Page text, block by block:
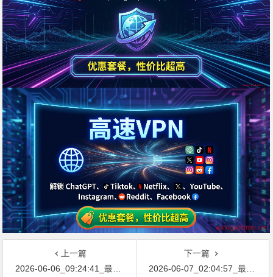
上一篇
2026-06-06_09:24:41_最新网络节点地址免费分享…不定期更新…开放免费分享（网络免费节点香港|日本|韩国|新加坡|台湾|马来西亚|…
下一篇
2026-06-07_02:04:57_最新网络节点地址免费分享…不定期更新…开放免费分享（网络免费节点香港|日本|韩国|新加坡|台湾|马来西亚|…